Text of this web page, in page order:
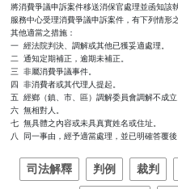
將消費爭議申訴案件移送消保官處理並函知該
服務中心受理消費爭議申訴案件，有下列情形
其他適當之措施：
一  經法院判決、調解或其他已獲妥適處理。
二  通知定期補正，逾期未補正。
三  非屬消費爭議事件。
四  非消費者或其代理人提起。
五  經鄉（鎮、市、區）調解委員會調解不成立
六  無相對人。
七  無具體之內容或未具真實姓名或住址。
八  同一事由，經予適當處理，並已明確答覆後
司法解釋 判例 裁判